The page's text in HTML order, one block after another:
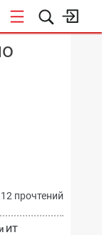
прочтений
ИТ